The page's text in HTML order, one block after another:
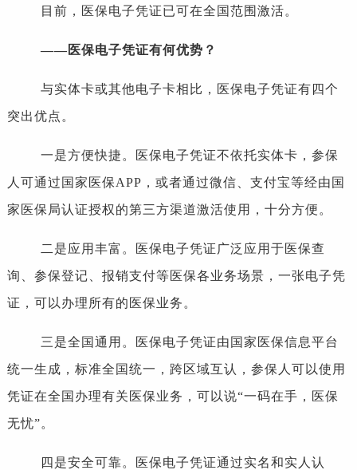
目前，医保电子凭证已可在全国范围激活。
——医保电子凭证有何优势？
与实体卡或其他电子卡相比，医保电子凭证有四个
突出优点。
一是方便快捷。医保电子凭证不依托实体卡，参保
人可通过国家医保APP，或者通过微信、支付宝等经由国
家医保局认证授权的第三方渠道激活使用，十分方便。
二是应用丰富。医保电子凭证广泛应用于医保查
询、参保登记、报销支付等医保各业务场景，一张电子凭
证，可以办理所有的医保业务。
三是全国通用。医保电子凭证由国家医保信息平台
统一生成，标准全国统一，跨区域互认，参保人可以使用
凭证在全国办理有关医保业务，可以说“一码在手，医保
无忧”。
四是安全可靠。医保电子凭证通过实名和实人认